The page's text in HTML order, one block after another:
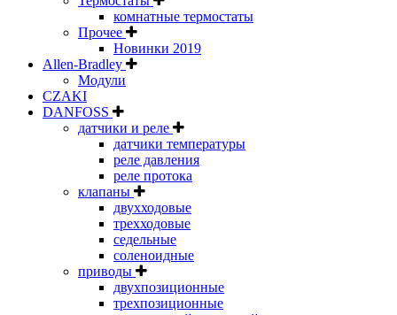
комнатные термостаты
Прочее
Новинки 2019
Allen-Bradley
Модули
CZAKI
DANFOSS
датчики и реле
датчики температуры
реле давления
реле протока
клапаны
двухходовые
трехходовые
седельные
соленоидные
приводы
двухпозиционные
трехпозиционные